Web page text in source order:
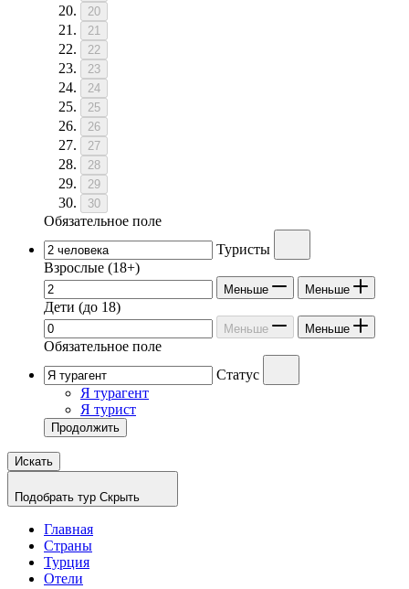
20
21
22
23
24
25
26
27
28
29
30
Обязательное поле
Туристы
Взрослые (18+)
Меньше Меньше
Дети (до 18)
Меньше Меньше
Обязательное поле
Статус
Я турагент
Я турист
Продолжить
Искать
Подобрать тур Скрыть
Главная
Страны
Турция
Отели